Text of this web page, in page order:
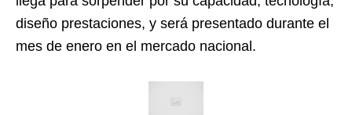
diseño prestaciones, y será presentado durante el
mes de enero en el mercado nacional.